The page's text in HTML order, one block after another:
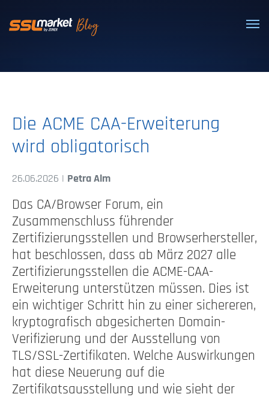
Vertrauenswürdige SSL/TLS-
Die ACME CAA-Erweiterung
wird obligatorisch
26.06.2026 | Petra Alm
Das CA/Browser Forum, ein
Zusammenschluss führender
Zertifizierungsstellen und Browserhersteller,
hat beschlossen, dass ab März 2027 alle
Zertifizierungsstellen die ACME-CAA-
Erweiterung unterstützen müssen. Dies ist
ein wichtiger Schritt hin zu einer sichereren,
kryptografisch abgesicherten Domain-
Verifizierung und der Ausstellung von
TLS/SSL-Zertifikaten. Welche Auswirkungen
hat diese Neuerung auf die
Zertifikatsausstellung und wie sieht der